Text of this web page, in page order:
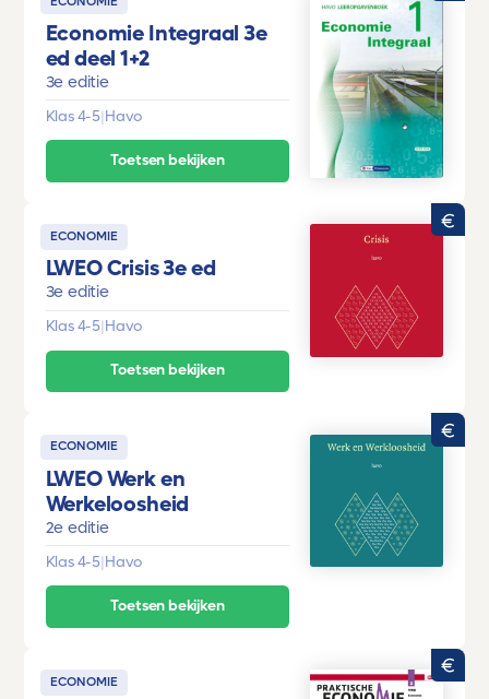
Economie Integraal 3e
ed deel 1+2
3e editie
Klas 4-5|Havo
Toetsen bekijken
ECONOMIE
LWEO Crisis 3e ed
3e editie
Klas 4-5 Havo
Toetsen bekijken
ECONOMIE
LWEO Werk en
Werkeloosheid
2e editie
Klas 4-5|Havo
Toetsen bekijken
ECONOMIE